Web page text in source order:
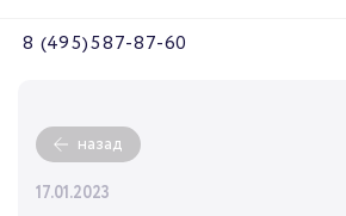
8 (495) 587-87-60
назад
17.01.2023